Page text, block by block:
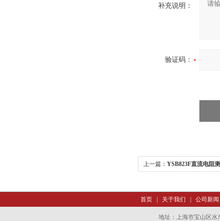
补充说明：
验证码：
上一篇： YSB823F直流电阻
首页| 关于我们 公司新闻
地址：上海市宝山区水